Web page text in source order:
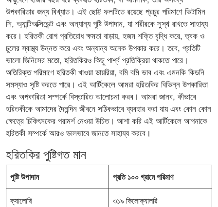
উপকারিতার জন্য বিখ্যাত। এই ছোট্ট ফলটিতে রয়েছে প্রচুর পরিমাণে ভিটামিন
সি, অ্যান্টিঅক্সিডেন্ট এবং অন্যান্য পুষ্টি উপাদান, যা শরীরকে সুস্থ রাখতে সাহায্য
করে। হরিতকী রোগ প্রতিরোধ ক্ষমতা বাড়ায়, হজম শক্তি বৃদ্ধি করে, ত্বক ও
চুলের স্বাস্থ্য উন্নত করে এবং অন্যান্য অনেক উপকার করে। তবে, প্রতিটি
ভালো জিনিসের মতো, হরিতকিরও কিছু পার্শ্ব প্রতিক্রিয়া থাকতে পারে।
অতিরিক্ত পরিমাণে হরিতকী খাওয়া ডায়রিয়া, বমি বমি ভাব এবং এমনকি কিডনি
সমস্যাও সৃষ্টি করতে পারে। এই আর্টিকেলে আমরা হরিতকির বিভিন্ন উপকারিতা
এবং অপকারিতা সম্পর্কে বিস্তারিত আলোচনা করব। আমরা জানব, কীভাবে
হরিতকীকে আমাদের দৈনন্দিন জীবনে সঠিকভাবে ব্যবহার করা যায় এবং কোন কোন
ক্ষেত্রে চিকিৎসকের পরামর্শ নেওয়া উচিত। আশা করি এই আর্টিকেলে আপনাকে
হরিতকী সম্পর্কে আরও ভালভাবে জানতে সাহায্য করবে।
হরিতকির পুষ্টিগত মান
পুষ্টি উপাদান প্রতি ১০০ গ্রামে পরিমাণ
ক্যালোরি ৩১৯ কিলোক্যালরি